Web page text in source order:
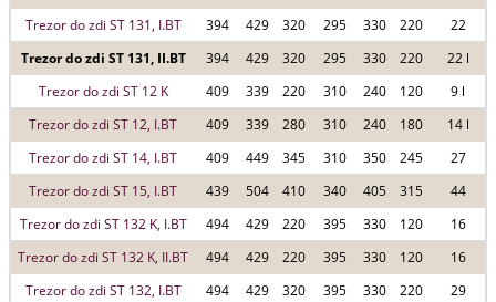
Trezor do zdi ST 131, I.BT
394 429 320 295 330 220
22
Trezor do zdi ST 131, II.BT
394 429 320 295 330 220
22 l
Trezor do zdi ST 12 K
409 339 220 310 240 120
9 l
Trezor do zdi ST 12, I.BT
409 339 280 310 240 180
14 l
Trezor do zdi ST 14, I.BT
409 449 345 310 350 245
27
Trezor do zdi ST 15, I.BT
439 504 410 340 405 315
44
Trezor do zdi ST 132 K, I.BT
494 429 220 395 330 120
16
Trezor do zdi ST 132 K, II.BT
494 429 220 395 330 120
16
Trezor do zdi ST 132, I.BT
494 429 320 395 330 220
29